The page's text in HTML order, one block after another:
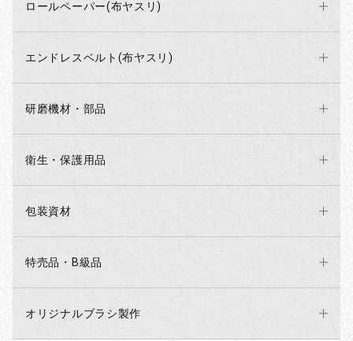
ロールペーパー(布ヤスリ)
エンドレスベルト(布ヤスリ)
研磨機材・部品
衛生・保護用品
包装資材
特売品・B級品
オリジナルブラシ製作